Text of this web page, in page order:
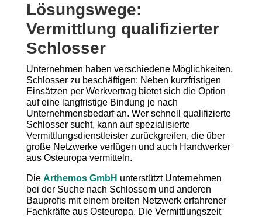
Lösungswege:
Vermittlung qualifizierter
Schlosser
Unternehmen haben verschiedene Möglichkeiten,
Schlosser zu beschäftigen: Neben kurzfristigen
Einsätzen per Werkvertrag bietet sich die Option
auf eine langfristige Bindung je nach
Unternehmensbedarf an. Wer schnell qualifizierte
Schlosser sucht, kann auf spezialisierte
Vermittlungsdienstleister zurückgreifen, die über
große Netzwerke verfügen und auch Handwerker
aus Osteuropa vermitteln.
Die Arthemos GmbH unterstützt Unternehmen
bei der Suche nach Schlossern und anderen
Bauprofis mit einem breiten Netzwerk erfahrener
Fachkräfte aus Osteuropa. Die Vermittlungszeit